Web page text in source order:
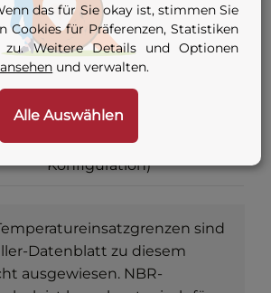
7 Varianten — siehe
Konfigurator-Tabelle
oben
G 1/8 oder G 1/4 (je nach
Anschluss-
Konfiguration)
sind
Datenblatt zu diesem
ausgewiesen. NBR-
das für Sie okay ist, stimmen Sie
Cookies für Präferenzen, Statistiken
Weitere Details und Optionen
und verwalten.
Alle Auswählen